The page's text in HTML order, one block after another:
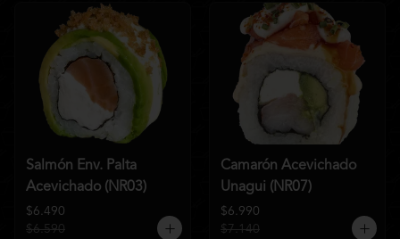
Salmón Env. Palta
Acevichado (NR03)
$6.490
$6.590
Camarón Acevichado
Unagui (NR07)
$6.990
$7.140